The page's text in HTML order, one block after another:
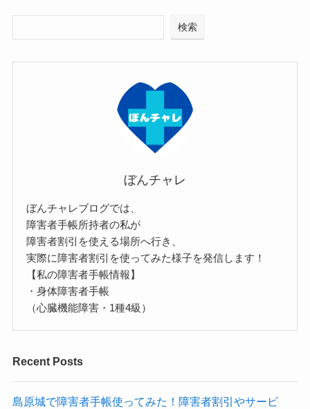
検索
ぼんチャレ
ぼんチャレブログでは、
障害者手帳所持者の私が
障害者割引を使える場所へ行き、
実際に障害者割引を使ってみた様子を発信します！
【私の障害者手帳情報】
・身体障害者手帳
（心臓機能障害・1種4級）
Recent Posts
島原城で障害者手帳使ってみた！障害者割引やサービ